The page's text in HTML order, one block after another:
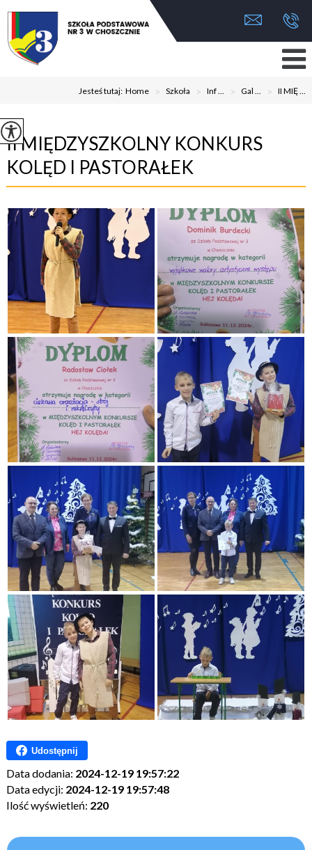
Jesteś tutaj:Home > Szkoła > Inf ... > Gal ... > II MIĘ ...
II MIĘDZYSZKOLNY KONKURS
KOLĘD I PASTORAŁEK
Udostępnij
Data dodania: 2024-12-19 19:57:22
Data edycji: 2024-12-19 19:57:48
Ilość wyświetleń: 220